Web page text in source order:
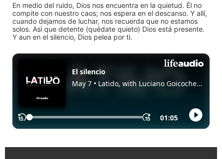
En medio del ruido, Dios nos encuentra en la quietud. Él no
compite con nuestro caos; nos espera en el descanso. Y allí,
cuando dejamos de luchar, nos recuerda que no estamos
solos. Así que detente (quédate quieto) Dios está presente.
Y aun en el silencio, Dios pelea por ti.